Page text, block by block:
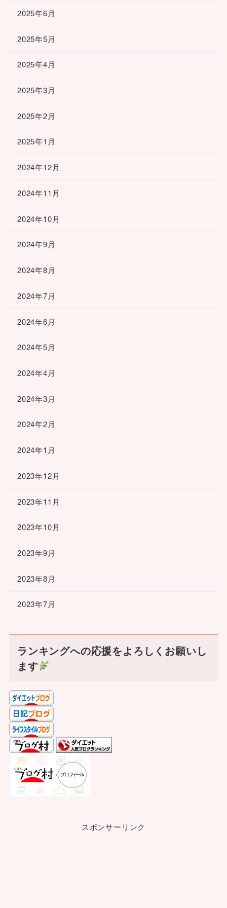
2025年6月
2025年5月
2025年4月
2025年3月
2025年2月
2025年1月
2024年12月
2024年11月
2024年10月
2024年9月
2024年8月
2024年7月
2024年6月
2024年5月
2024年4月
2024年3月
2024年2月
2024年1月
2023年12月
2023年11月
2023年10月
2023年9月
2023年8月
2023年7月
ランキングへの応援をよろしくお願いし
ます
スポンサーリンク